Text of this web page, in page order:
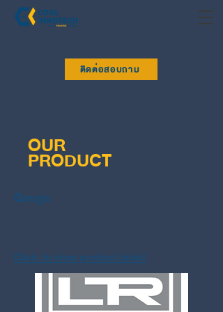
ติดต่อสอบถาม
PRODUCT
OUR
Gauge
Click to view product detail